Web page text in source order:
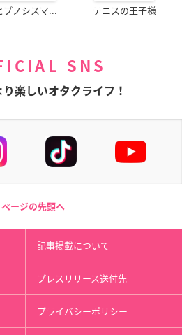
プノシスマ... テニスの王子様
SNS
楽しいオタクライフ！
ページの先頭へ
記事掲載について
プレスリリース送付先
プライバシーポリシー